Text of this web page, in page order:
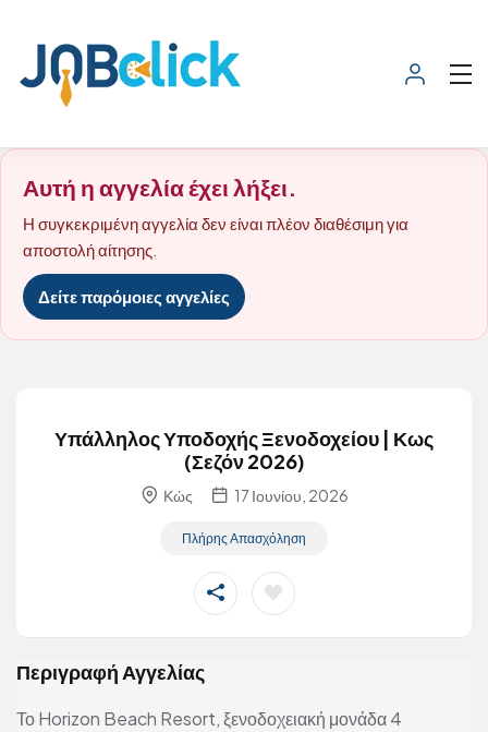
Αυτή η αγγελία έχει λήξει.
Η συγκεκριμένη αγγελία δεν είναι πλέον διαθέσιμη για
αποστολή αίτησης.
Δείτε παρόμοιες αγγελίες
Υπάλληλος Υποδοχής Ξενοδοχείου | Κως
(Σεζόν 2026)
Κώς 17 Ιουνίου, 2026
Πλήρης Απασχόληση
Περιγραφή Αγγελίας
Το Horizon Beach Resort, ξενοδοχειακή μονάδα 4